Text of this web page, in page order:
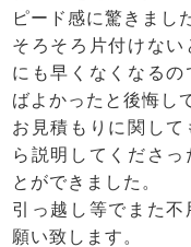
ピード感に驚きまし
そろそろ片付けな
にも早くなくなる
ばよかったと後悔し
お見積もりに関し
ら説明してくださ
とができました。
引っ越し等でまた
願い致します。